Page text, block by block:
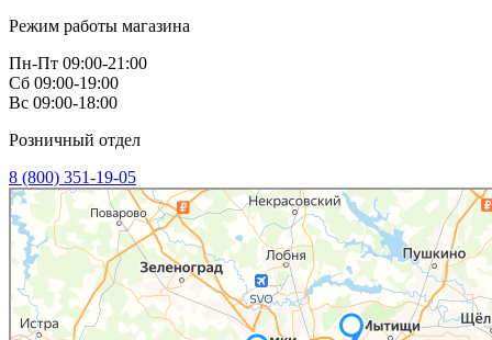
Режим работы магазина
Пн-Пт 09:00-21:00
Сб 09:00-19:00
Вс 09:00-18:00
Розничный отдел
8 (800) 351-19-05